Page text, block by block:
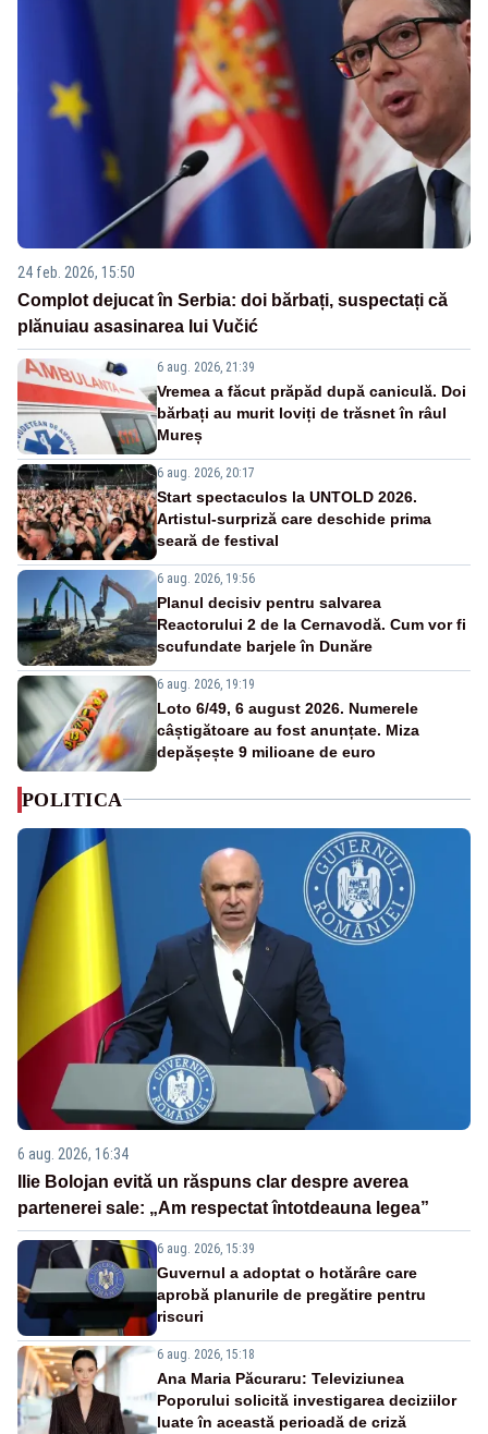
24 feb. 2026, 15:50
Complot dejucat în Serbia: doi bărbați, suspectați că
plănuiau asasinarea lui Vučić
6 aug. 2026, 21:39
Vremea a făcut prăpăd după caniculă. Doi
bărbați au murit loviți de trăsnet în râul
Mureș
6 aug. 2026, 20:17
Start spectaculos la UNTOLD 2026.
Artistul-surpriză care deschide prima
seară de festival
6 aug. 2026, 19:56
Planul decisiv pentru salvarea
Reactorului 2 de la Cernavodă. Cum vor fi
scufundate barjele în Dunăre
6 aug. 2026, 19:19
Loto 6/49, 6 august 2026. Numerele
câștigătoare au fost anunțate. Miza
depășește 9 milioane de euro
POLITICA
6 aug. 2026, 16:34
Ilie Bolojan evită un răspuns clar despre averea
partenerei sale: „Am respectat întotdeauna legea”
6 aug. 2026, 15:39
Guvernul a adoptat o hotărâre care
aprobă planurile de pregătire pentru
riscuri
6 aug. 2026, 15:18
Ana Maria Păcuraru: Televiziunea
Poporului solicită investigarea deciziilor
luate în această perioadă de criză